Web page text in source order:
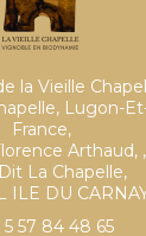
la Vieille
Lugon-
France,
Arthaud, ,
La Chapelle,
ILE DU
5 57 84 48 65